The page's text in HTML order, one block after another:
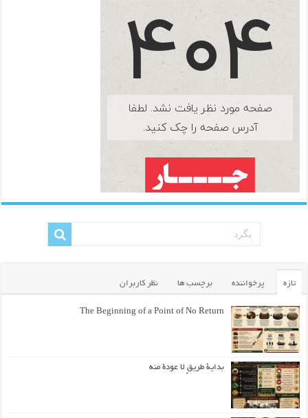
تازه پرخواننده برچسب ها نظر کاربران
The Beginning of a Point of No Return
بداية طريقٍ لا عودة منه